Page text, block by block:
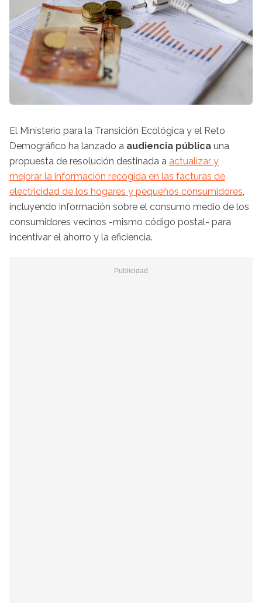
El Ministerio para la Transición Ecológica y el Reto
Demográfico ha lanzado a audiencia pública una
propuesta de resolución destinada a actualizar y
mejorar la información recogida en las facturas de
electricidad de los hogares y pequeños consumidores,
incluyendo información sobre el consumo medio de los
consumidores vecinos -mismo código postal- para
incentivar el ahorro y la eficiencia.